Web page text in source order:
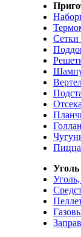
Сетки
Пицца
Уголь